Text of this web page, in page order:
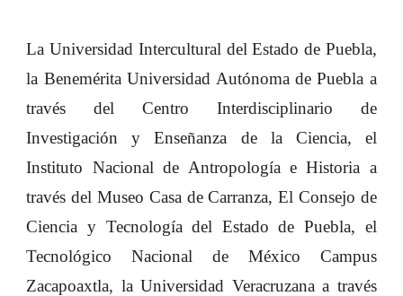
La Universidad Intercultural del Estado de Puebla,
la Benemérita Universidad Autónoma de Puebla a
través del Centro Interdisciplinario de
Investigación y Enseñanza de la Ciencia, el
Instituto Nacional de Antropología e Historia a
través del Museo Casa de Carranza, El Consejo de
Ciencia y Tecnología del Estado de Puebla, el
Tecnológico Nacional de México Campus
Zacapoaxtla, la Universidad Veracruzana a través